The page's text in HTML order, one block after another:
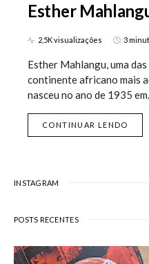
Esther
2,5K visualizações 3
Esther Mahlangu, uma
continente africano mais
nasceu no ano de 1935
CONTINUAR LENDO
INSTAGRAM
POSTS RECENTES